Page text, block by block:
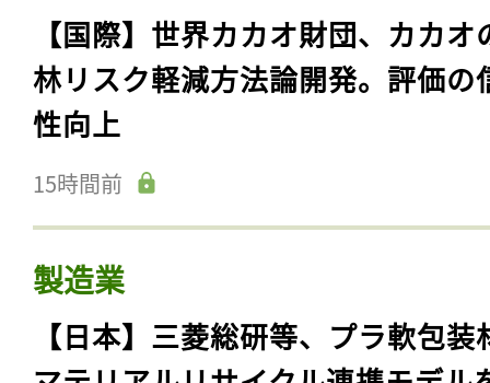
【国際】世界カカオ財団、カカオ
林リスク軽減方法論開発。評価の
性向上
15時間前
製造業
【日本】三菱総研等、プラ軟包装